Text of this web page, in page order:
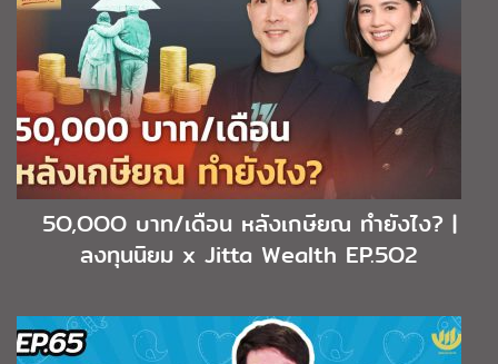
5O,OOO บาท/เดือน หลังเกษียณ ทำยังไง? |
ลงทุนนิยม x Jitta Wealth EP.5O2